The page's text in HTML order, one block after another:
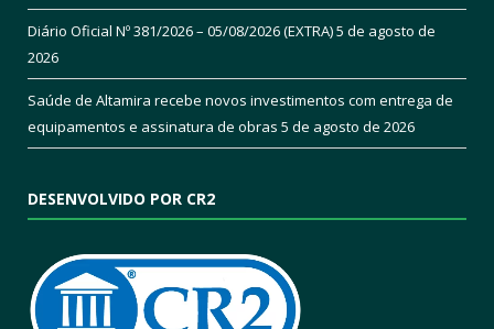
Diário Oficial Nº 381/2026 – 05/08/2026 (EXTRA)5 de agosto de
2026
Saúde de Altamira recebe novos investimentos com entrega de
equipamentos e assinatura de obras 5 de agosto de 2026
DESENVOLVIDO POR CR2